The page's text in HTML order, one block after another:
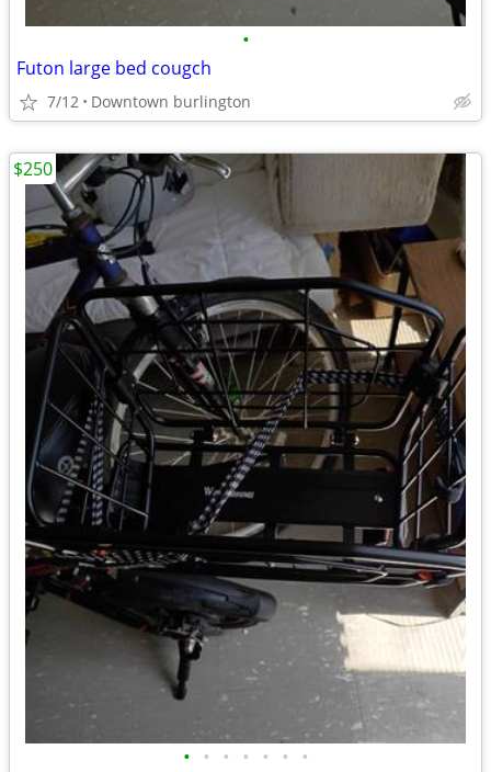
•
Futon large bed cougch
7/12 Downtown burlington
• • • • • • •
$250